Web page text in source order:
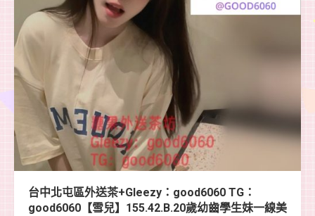
台中北屯區外送茶+Gleezy：good6060 TG：
good6060【雪兒】155.42.B.20歲幼齒學生妹一線美